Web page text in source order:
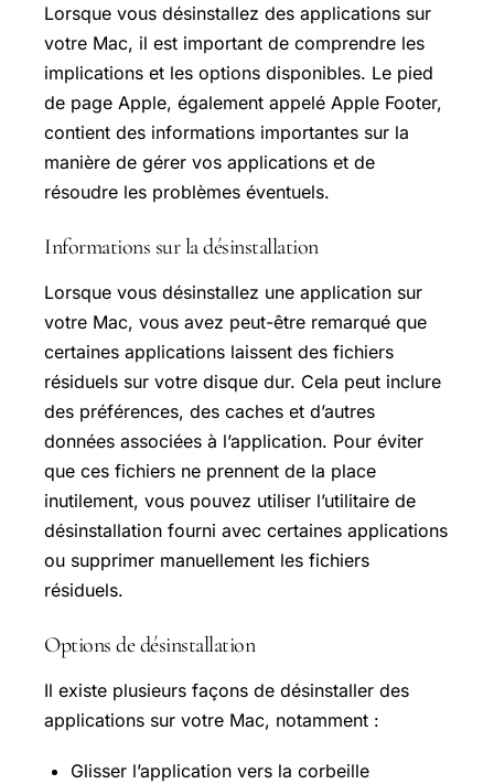
Lorsque vous désinstallez des applications sur
votre Mac, il est important de comprendre les
implications et les options disponibles. Le pied
de page Apple, également appelé Apple Footer,
contient des informations importantes sur la
manière de gérer vos applications et de
résoudre les problèmes éventuels.
Informations sur la désinstallation
Lorsque vous désinstallez une application sur
votre Mac, vous avez peut-être remarqué que
certaines applications laissent des fichiers
résiduels sur votre disque dur. Cela peut inclure
des préférences, des caches et d’autres
données associées à l’application. Pour éviter
que ces fichiers ne prennent de la place
inutilement, vous pouvez utiliser l’utilitaire de
désinstallation fourni avec certaines applications
ou supprimer manuellement les fichiers
résiduels.
Options de désinstallation
Il existe plusieurs façons de désinstaller des
applications sur votre Mac, notamment :
Glisser l’application vers la corbeille